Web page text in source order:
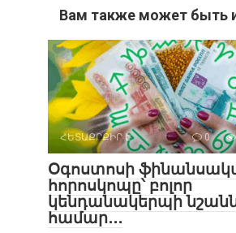
Вам также может быть
ՀԵՏԱՔՐՔԻՐ Է 0
Օգոստոսի
հորոսկոպը՝ բոլոր
կենդանակերպի
համար․․․